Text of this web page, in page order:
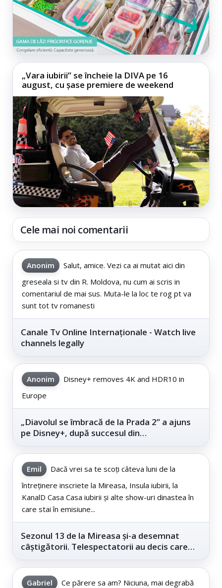
„Vara iubirii” se încheie la DIVA pe 16
august, cu șase premiere de weekend
Cele mai noi comentarii
Anonim
Salut, amice. Vezi ca ai mutat aici din
greseala si tv din R. Moldova, nu cum ai scris in
comentariul de mai sus. Muta-le la loc te rog pt va
sunt tot tv romanesti
Canale Tv Online Internaționale - Watch live
channels legally
Anonim
Disney+ removes 4K and HDR10 in
Europe
„Diavolul se îmbracă de la Prada 2” a ajuns
pe Disney+, după succesul din
Emil
Dacă vrei sa te scoți câteva luni de la
întreținere inscriete la Mireasa, Insula iubirii, la
KanalD Casa Casa iubirii și alte show-uri dinastea în
care stai în emisiune...
Sezonul 13 de la Mireasa și-a desemnat
câștigătorii. Telespectatorii au decis care
Gabriel
Ce părere sa am? Niciuna, mai degrabă